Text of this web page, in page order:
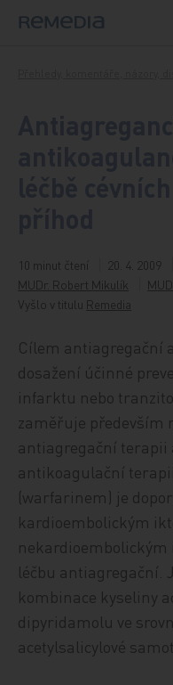
10 minut čtení 20. 4. 2009
MUDr. Robert Mikulík
Vyšlo v titulu Remedia
Cílem antiagregační
dosažení účinné
infarktu nebo
zaměřuje především
antiagregační terapii
antikoagulační
(warfarinem) je
kardioembolickým
léčbu antiagregační.
kombinace kyseliny
dipyridamolu ve
acetylsalicylové